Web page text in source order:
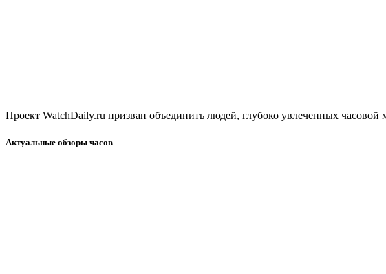
Проект WatchDaily.ru призван объединить людей, глубоко увлеченных
Актуальные обзоры часов